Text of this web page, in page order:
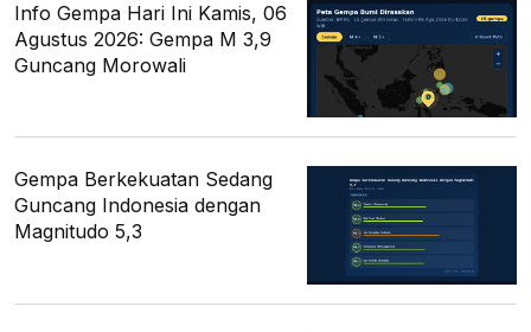
Info Gempa Hari Ini Kamis, 06
Agustus 2026: Gempa M 3,9
Guncang Morowali
Gempa Berkekuatan Sedang
Guncang Indonesia dengan
Magnitudo 5,3